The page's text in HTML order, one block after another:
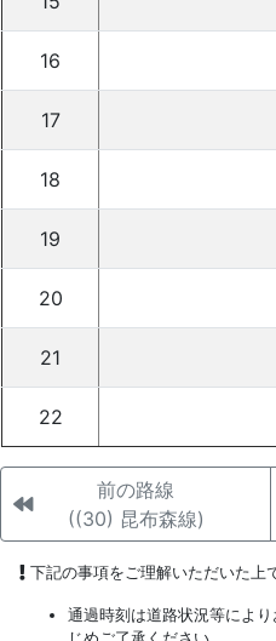
16
17
18
19
20
21
22
前の路線
((30) 昆布森線)
下記の事項をご理解いただいた上
通過時刻は道路状況等によ